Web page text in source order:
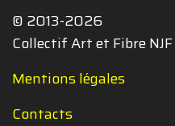
© 2013-2026
Collectif Art et Fibre NJF
Mentions légales
Contacts